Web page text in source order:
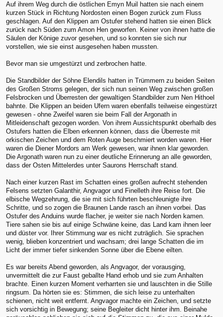
Auf ihrem Weg durch die östlichen Emyn Muil hatten sie nach einem
kurzen Stück in Richtung Nordosten einen Bogen zurück zum Fluss
geschlagen. Auf den Klippen am Ostufer stehend hatten sie einen Blick
zurück nach Süden zum Amon Hen geworfen. Keiner von ihnen hatte die
Säulen der Könige zuvor gesehen, und so konnten sie sich nur
vorstellen, wie sie einst ausgesehen haben mussten.
Bevor man sie umgestürzt und zerbrochen hatte.
Die Standbilder der Söhne Elendils hatten in Trümmern zu beiden Seiten
des Großen Stroms gelegen, der sich nun seinen Weg zwischen großen
Felsbrocken und Überresten der gewaltigen Standbilder zum Nen Hithoel
bahnte. Die Klippen an beiden Ufern waren ebenfalls teilweise eingestürzt
gewesen - ohne Zweifel waren sie beim Fall der Argonath in
Mitleidenschaft gezogen worden. Von ihrem Aussichtspunkt oberhalb des
Ostufers hatten die Elben erkennen können, dass die Überreste mit
orkischen Zeichen und dem Roten Auge beschmiert worden waren. Hier
waren die Diener Mordors am Werk gewesen, war ihnen klar geworden.
Die Argonath waren nun zu einer deutliche Erinnerung an alle geworden,
dass der Osten Mittelerdes unter Saurons Herrschaft stand.
Nach einer kurzen Rast im Schatten eines großen aufrecht stehenden
Felsens setzten Galanthir, Angvagor und Finelleth ihre Reise fort. Die
elbische Wegzehrung, die sie mit sich führten beschleunigte ihre
Schritte, und so zogen die Braunen Lande rasch an ihnen vorbei. Das
Ostufer des Anduins wurde flacher, je weiter sie nach Norden kamen.
Tiere sahen sie bis auf einige Schwäne keine, das Land kam ihnen leer
und düster vor. Ihrer Stimmung war es nicht zuträglich. Sie sprachen
wenig, blieben konzentriert und wachsam; drei lange Schatten die im
Licht der immer tiefer sinkenden Sonne über die Ebene eilten.
Es war bereits Abend geworden, als Angvagor, der vorausging,
unvermittelt die zur Faust geballte Hand erhob und sie zum Anhalten
brachte. Einen kurzen Moment verharrten sie und lauschten in die Stille
ringsum. Da hörten sie es: Stimmen, die sich leise zu unterhalten
schienen, nicht weit entfernt. Angvagor machte ein Zeichen, und setzte
sich vorsichtig in Bewegung; seine Begleiter dicht hinter ihm. Beinahe